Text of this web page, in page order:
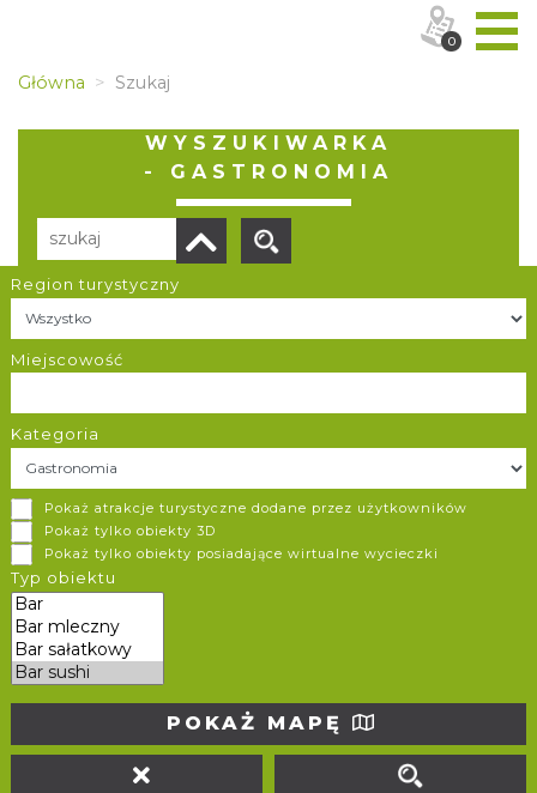
Główna Szukaj
WYSZUKIWARKA
- GASTRONOMIA
Region turystyczny
Miejscowość
Kategoria
Pokaż atrakcje turystyczne dodane przez użytkowników
Pokaż tylko obiekty 3D
Pokaż tylko obiekty posiadające wirtualne wycieczki
Typ obiektu
POKAŻ MAPĘ
Liczba elementów:
Pataya
Gliwice
Sushi bar.
więcej >>
NASZE BAO
0